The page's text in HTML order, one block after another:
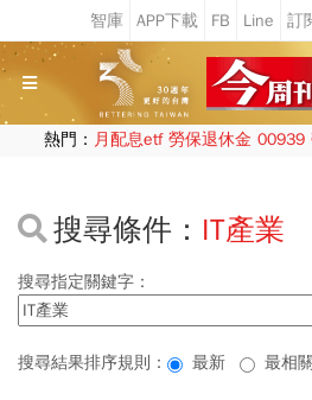
熱門： 月配息etf 勞保退休金 00939
搜尋條件： IT產業
搜尋指定關鍵字：
搜尋結果排序規則： 最新 最相關